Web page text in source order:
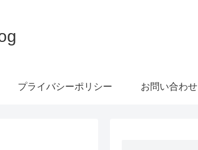
プライバシーポリシー お問い合わせ